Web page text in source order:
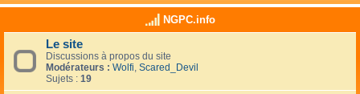
NGPC.info
Le site
Discussions à propos du site
Modérateurs : Wolfi, Scared_Devil
Sujets : 19